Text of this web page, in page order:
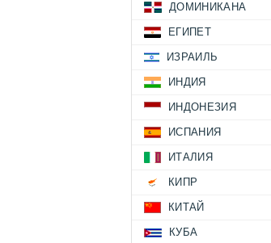
ДОМИНИКАНА
ЕГИПЕТ
ИЗРАИЛЬ
ИНДИЯ
ИНДОНЕЗИЯ
ИСПАНИЯ
ИТАЛИЯ
КИПР
КИТАЙ
КУБА